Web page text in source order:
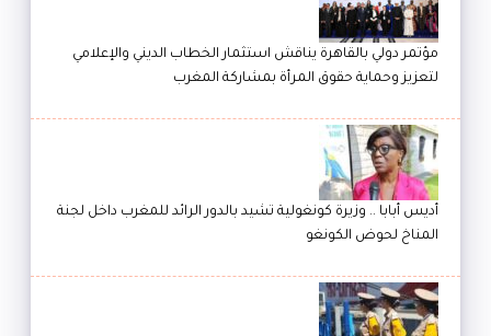
مؤتمر دولي بالقاهرة يناقش استثمار الخطاب الديني والإعلامي
لتعزيز وحماية حقوق المرأة بمشاركة المغرب
أديس أبابا .. وزيرة كونغولية تشيد بالدور الرائد للمغرب داخل لجنة
المناخ لحوض الكونغو